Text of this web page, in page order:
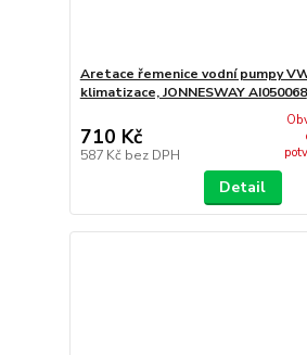
Aretace řemenice vodní pumpy
klimatizace, JONNESWAY AI050068
710 Kč
587 Kč bez DPH
Detail